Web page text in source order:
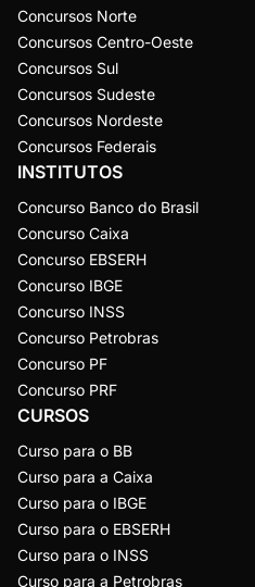
Concursos Norte
Concursos Centro-Oeste
Concursos Sul
Concursos Sudeste
Concursos Nordeste
Concursos Federais
INSTITUTOS
Concurso Banco do Brasil
Concurso Caixa
Concurso EBSERH
Concurso IBGE
Concurso INSS
Concurso Petrobras
Concurso PF
Concurso PRF
CURSOS
Curso para o BB
Curso para a Caixa
Curso para o IBGE
Curso para o EBSERH
Curso para o INSS
Curso para a Petrobras